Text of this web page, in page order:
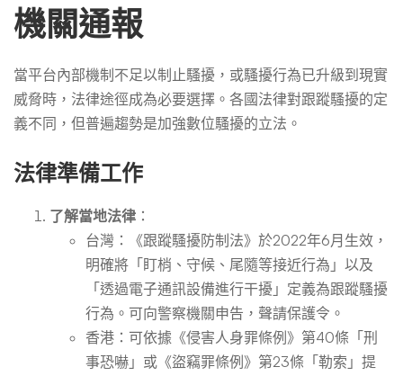
機關通報
當平台內部機制不足以制止騷擾，或騷擾行為已升級到現實
威脅時，法律途徑成為必要選擇。各國法律對跟蹤騷擾的定
義不同，但普遍趨勢是加強數位騷擾的立法。
法律準備工作
了解當地法律 ：
台灣：《跟蹤騷擾防制法》於2022年6月生效，
明確將「盯梢、守候、尾隨等接近行為」以及
「透過電子通訊設備進行干擾」定義為跟蹤騷擾
行為。可向警察機關申告，聲請保護令。
香港：可依據《侵害人身罪條例》第40條「刑
事恐嚇」或《盜竊罪條例》第23條「勒索」提